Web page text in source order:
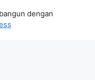
dengan